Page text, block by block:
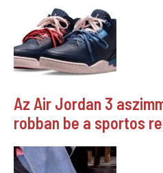
Az Air Jordan 3
robban be a sportos